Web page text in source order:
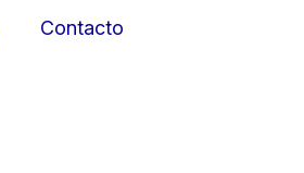
Contacto